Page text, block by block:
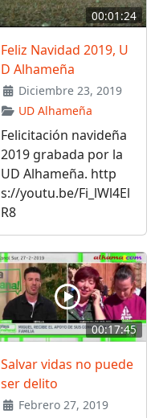
00:01:24
Feliz Navidad 2019, U
D Alhameña
Diciembre 23, 2019
UD Alhameña
Felicitación navideña
2019 grabada por la
UD Alhameña. http
s://youtu.be/Fi_lWl4El
R8
00:17:45
Salvar vidas no puede
ser delito
Febrero 27, 2019